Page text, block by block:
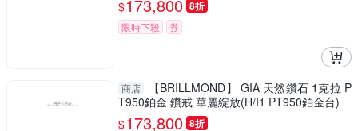
$173,800 8折
限時下殺 券
商店
【BRILLMOND】 GIA 天然鑽石 1克拉 P
T950鉑金 鑽戒 華麗綻放(H/I1 PT950鉑金台)
$173,800 8折